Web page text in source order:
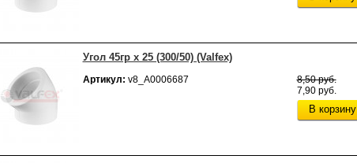
Угол 45гр х 25 (300/50) (Valfex)
Артикул: v8_А0006687
8,50 руб.
7,90 руб.
В корзину